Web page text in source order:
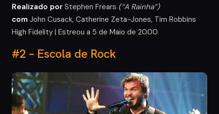
Realizado por Stephen Frears (“A Rainha”)
com John Cusack, Catherine Zeta-Jones, Tim Robbins
High Fidelity | Estreou a 5 de Maio de 2000
#2 – Escola de Rock